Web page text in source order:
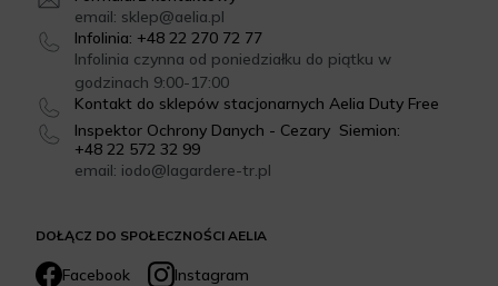
DOŁĄCZ DO SPOŁECZNOŚCI AELIA
Facebook
Instagram
email: sklep@aelia.pl
Infolinia: +48 22 270 72 77
Infolinia czynna od poniedziałku do piątku w
godzinach 9:00-17:00
Kontakt do sklepów stacjonarnych Aelia Duty Free
Inspektor Ochrony Danych - Cezary Siemion:
+48 22 572 32 99
email: iodo@lagardere-tr.pl